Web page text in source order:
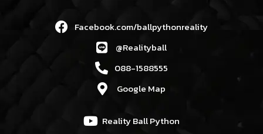
Facebook.com/ballpythonreality
@Realityball
088-1588555
Google Map
Reality Ball Python